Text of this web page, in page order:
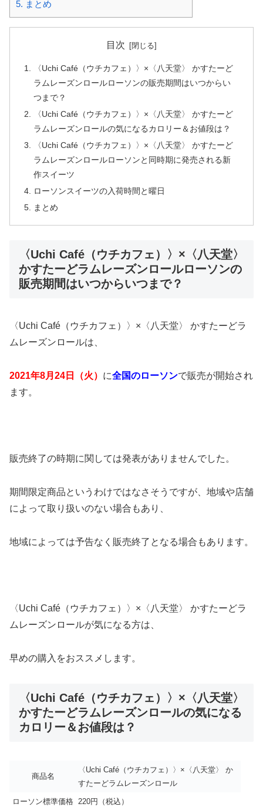
5. まとめ
目次
〈Uchi Café（ウチカフェ）〉×〈八天堂〉 かすたーど
ラムレーズンロールローソンの販売期間はいつからい
つまで？
〈Uchi Café（ウチカフェ）〉×〈八天堂〉 かすたーど
ラムレーズンロールの気になるカロリー＆お値段は？
〈Uchi Café（ウチカフェ）〉×〈八天堂〉 かすたーど
ラムレーズンロールローソンと同時期に発売される新
作スイーツ
ローソンスイーツの入荷時間と曜日
まとめ
〈Uchi Café（ウチカフェ）〉×〈八天堂〉
かすたーどラムレーズンロールローソンの
販売期間はいつからいつまで？
〈Uchi Café（ウチカフェ）〉×〈八天堂〉 かすたーどラ
ムレーズンロールは、
2021年8月24日（火） に全国のローソンで販売が開始され
ます。
販売終了の時期に関しては発表がありませんでした。
期間限定商品というわけではなさそうですが、地域や店舗
によって取り扱いのない場合もあり、
地域によっては予告なく販売終了となる場合もあります。
〈Uchi Café（ウチカフェ）〉×〈八天堂〉 かすたーどラ
ムレーズンロールが気になる方は、
早めの購入をおススメします。
〈Uchi Café（ウチカフェ）〉×〈八天堂〉
かすたーどラムレーズンロールの気になる
カロリー＆お値段は？
商品名
〈Uchi Café（ウチカフェ）〉×〈八天堂〉 か
すたーどラムレーズンロール
ローソン標準価格 220円（税込）